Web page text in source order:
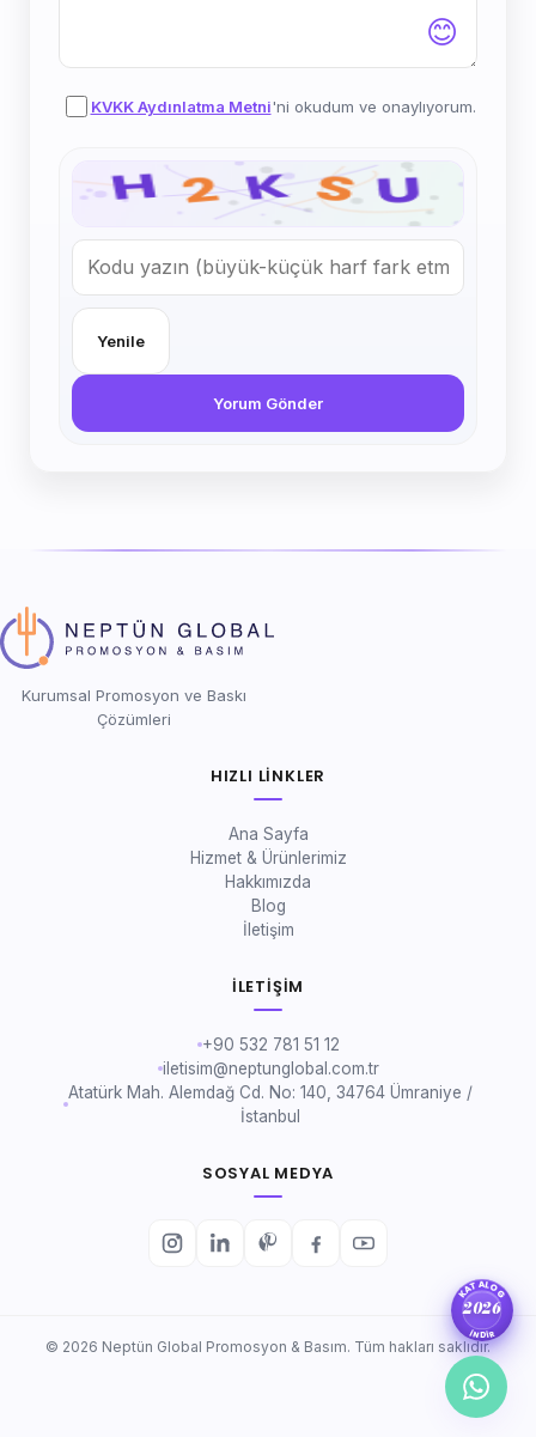
😊
KVKK Aydınlatma Metni'ni okudum ve onaylıyorum.
Yenile
Yorum Gönder
Kurumsal Promosyon ve Baskı
Çözümleri
HIZLI LINKLER
Ana Sayfa
Hizmet & Ürünlerimiz
Hakkımızda
Blog
İletişim
İLETIŞIM
+90 532 781 51 12
iletisim@neptunglobal.com.tr
Atatürk Mah. Alemdağ Cd. No: 140, 34764 Ümraniye /
İstanbul
SOSYAL MEDYA
© 2026 Neptün Global Promosyon & Basım. Tüm hakları saklıdır.
KATALOG
İNDİR
2026